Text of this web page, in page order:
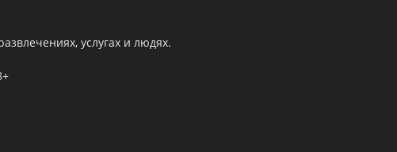
услугах и людях.